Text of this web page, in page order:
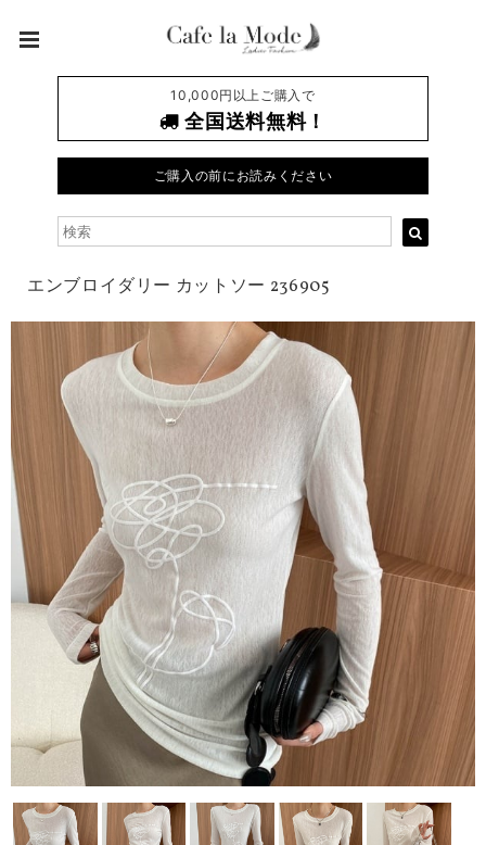
10,000円以上ご購入で
全国送料無料！
ご購入の前にお読みください
エンブロイダリー カットソー 236905